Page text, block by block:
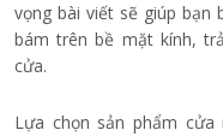
vọng bài viết sẽ giúp
bám trên bề mặt kính,
cửa.
Lựa chọn sản phẩm cửa